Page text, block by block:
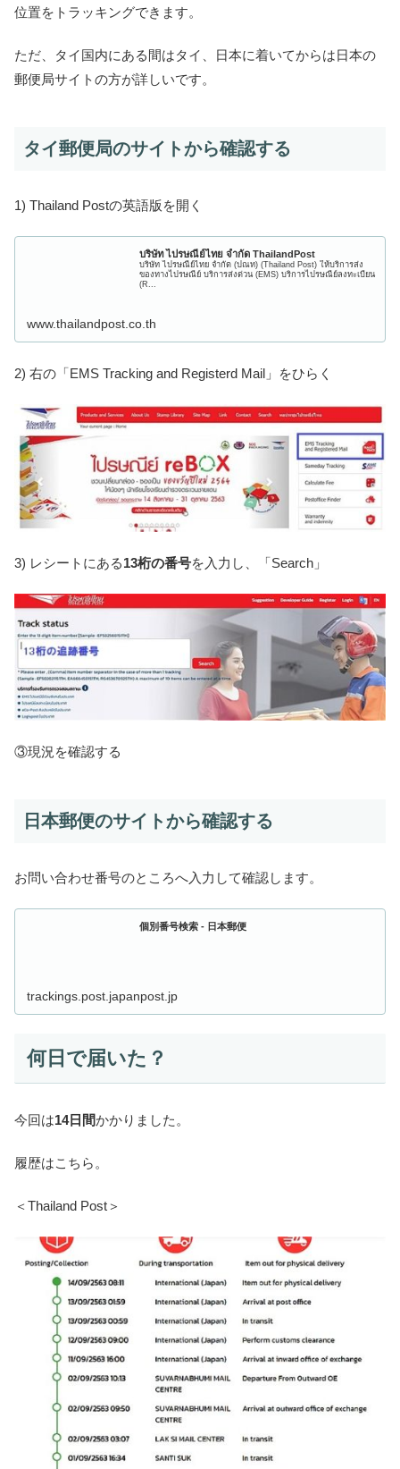
位置をトラッキングできます。
ただ、タイ国内にある間はタイ、日本に着いてからは日本の
郵便局サイトの方が詳しいです。
タイ郵便局のサイトから確認する
1) Thailand Postの英語版を開く
บริษัท ไปรษณีย์ไทย จำกัด ThailandPost
บริษัท ไปรษณีย์ไทย จำกัด (ปณท) (Thailand Post) ให้บริการส่ง
ของทางไปรษณีย์ บริการส่งด่วน (EMS) บริการไปรษณีย์ลงทะเบียน
(R...
www.thailandpost.co.th
2) 右の「EMS Tracking and Registerd Mail」をひらく
3) レシートにある13桁の番号を入力し、「Search」
③現況を確認する
日本郵便のサイトから確認する
お問い合わせ番号のところへ入力して確認します。
個別番号検索 - 日本郵便
trackings.post.japanpost.jp
何日で届いた？
今回は14日間かかりました。
履歴はこちら。
＜Thailand Post＞